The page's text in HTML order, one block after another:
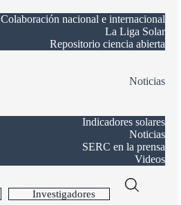
Colaboración nacional e internacional
La Liga Solar
Repositorio ciencia abierta
Noticias
Indicadores solares
Noticias
SERC en la prensa
Videos
Investigadores